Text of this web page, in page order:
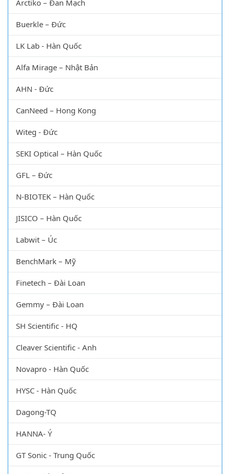
Peak - Nhật
Arctiko – Đan Mạch
Buerkle – Đức
LK Lab - Hàn Quốc
Alfa Mirage – Nhật Bản
AHN - Đức
CanNeed – Hong Kong
Witeg - Đức
SEKI Optical – Hàn Quốc
GFL – Đức
N-BIOTEK – Hàn Quốc
JISICO – Hàn Quốc
Labwit – Úc
BenchMark – Mỹ
Finetech – Đài Loan
Gemmy – Đài Loan
SH Scientific - HQ
Cleaver Scientific - Anh
Novapro - Hàn Quốc
HYSC - Hàn Quốc
Dagong-TQ
HANNA- Ý